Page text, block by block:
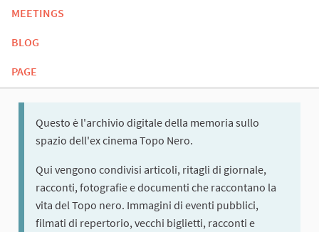
MEETINGS
BLOG
PAGE
Questo è l'archivio digitale della memoria sullo
spazio dell'ex cinema Topo Nero.
Qui vengono condivisi articoli, ritagli di giornale,
racconti, fotografie e documenti che raccontano la
vita del Topo nero. Immagini di eventi pubblici,
filmati di repertorio, vecchi biglietti, racconti e